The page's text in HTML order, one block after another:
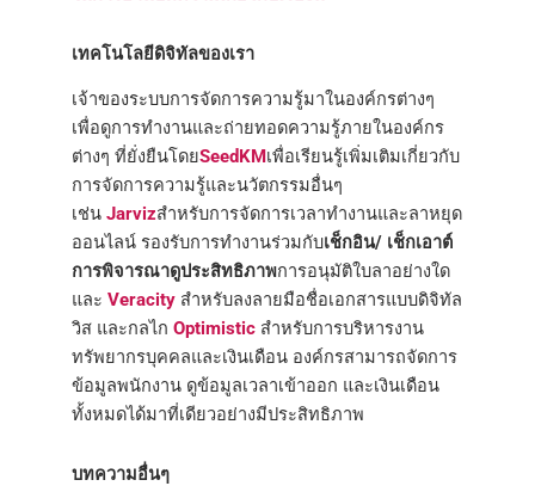
เทคโนโลยีดิจิทัลของเรา
เจ้าของระบบการจัดการความรู้มาในองค์กรต่างๆ
เพื่อดูการทำงานและถ่ายทอดความรู้ภายในองค์กร
ต่างๆ ที่ยั่งยืนโดยSeedKMเพื่อเรียนรู้เพิ่มเติมเกี่ยวกับ
การจัดการความรู้และนวัตกรรมอื่นๆ
เช่น Jarvizสำหรับการจัดการเวลาทำงานและลาหยุด
ออนไลน์ รองรับการทำงานร่วมกับเช็กอิน/ เช็กเอาต์
การพิจารณาดูประสิทธิภาพการอนุมัติใบลาอย่างใด
และ Veracity สำหรับลงลายมือชื่อเอกสารแบบดิจิทัล
วิส และกลไก Optimistic สำหรับการบริหารงาน
ทรัพยากรบุคคลและเงินเดือน องค์กรสามารถจัดการ
ข้อมูลพนักงาน ดูข้อมูลเวลาเข้าออก และเงินเดือน
ทั้งหมดได้มาที่เดียวอย่างมีประสิทธิภาพ
บทความอื่นๆ